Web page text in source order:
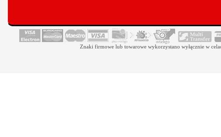
Znaki firmowe lub towarowe wykorzystano wyłącznie w